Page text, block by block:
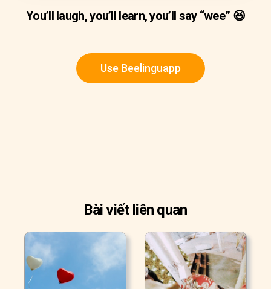
You’ll laugh, you’ll learn, you’ll say “wee” 😆
Use Beelinguapp
Bài viết liên quan